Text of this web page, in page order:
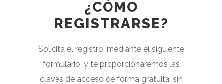
¿CÓMO
REGISTRARSE?
Solicita el registro, mediante el siguiente
formulario, y te proporcionaremos las
claves de acceso de forma gratuita, sin